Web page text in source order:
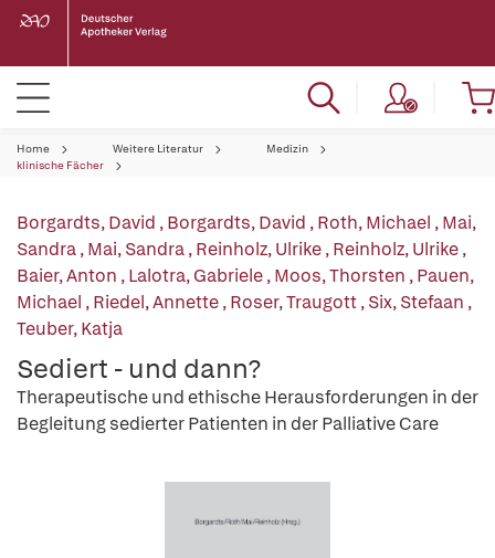
Home Weitere Literatur
Medizin
klinische Fächer
Borgardts, David ,Borgardts, David ,Roth, Michael ,Mai,
Sandra,Mai, Sandra,Reinholz, Ulrike,Reinholz, Ulrike,
Baier, Anton ,Lalotra, Gabriele,Moos, Thorsten ,Pauen,
Michael ,Riedel, Annette,Roser, Traugott,Six, Stefaan ,
Teuber, Katja
Sediert - und dann?
Therapeutische und ethische Herausforderungen in der
Begleitung sedierter Patienten in der Palliative Care